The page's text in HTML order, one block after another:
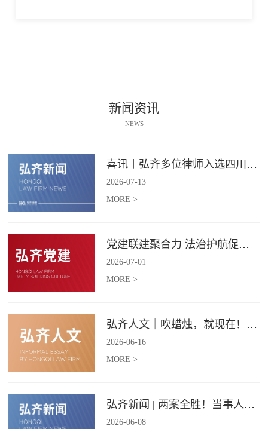
新闻资讯
NEWS
喜讯丨弘齐多位律师入选四川省破产管理人协会工作委员会委员
2026-07-13
MORE >
党建联建聚合力 法治护航促振兴 | 弘齐律所党支部与龙星村党委联合开展庆 “七一” 主题党日活动
2026-07-01
MORE >
弘齐人文｜吹蜡烛，就现在！弘齐第二季度生日会如约而至
2026-06-16
MORE >
弘齐新闻 | 两案全胜！当事人赠 “律法精湛 不负重托” 锦旗致谢
2026-06-08